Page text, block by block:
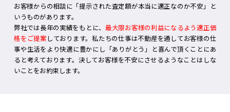
お客様からの相談に「提示された査定額が本当に適正なのか不安」と
いうものがあります。
弊社では長年の実績をもとに、最大限お客様の利益になるよう適正価
格をご提案 しております。私たちの仕事は不動産を通してお客様の仕
事や生活をより快適に豊かにし「ありがとう」と喜んで頂くことにあ
ると考えております。決してお客様を不安にさせるようなことはしな
いことをお約束します。